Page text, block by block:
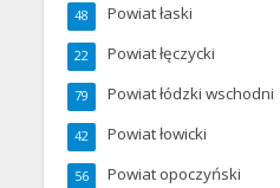
Powiat łaski
48
Powiat łęczycki
22
Powiat łódzki wschodni
79
Powiat łowicki
42
Powiat opoczyński
56